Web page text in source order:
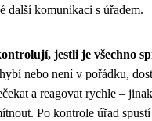
další komunikaci s úřadem.
jestli je všechno
nebo není v pořádku,
a reagovat rychle –
Po kontrole úřad